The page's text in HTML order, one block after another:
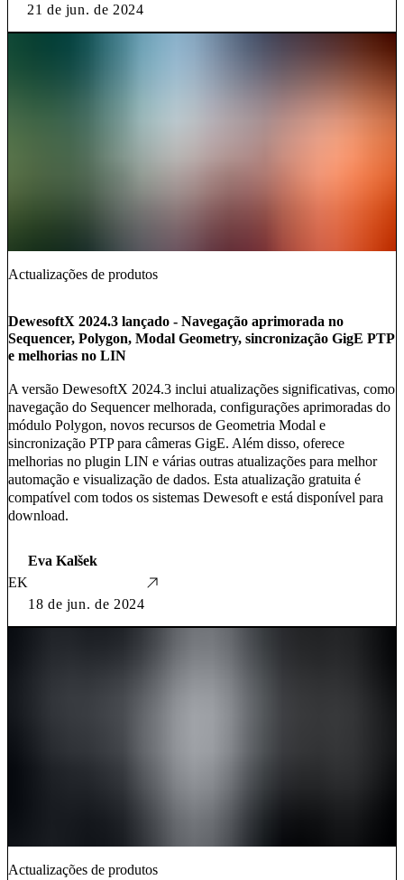
21 de jun. de 2024
Actualizações de produtos
DewesoftX 2024.3 lançado - Navegação aprimorada no
Sequencer, Polygon, Modal Geometry, sincronização GigE PTP
e melhorias no LIN
A versão DewesoftX 2024.3 inclui atualizações significativas, como
navegação do Sequencer melhorada, configurações aprimoradas do
módulo Polygon, novos recursos de Geometria Modal e
sincronização PTP para câmeras GigE. Além disso, oferece
melhorias no plugin LIN e várias outras atualizações para melhor
automação e visualização de dados. Esta atualização gratuita é
compatível com todos os sistemas Dewesoft e está disponível para
download.
EK
Eva Kalšek
18 de jun. de 2024
Actualizações de produtos